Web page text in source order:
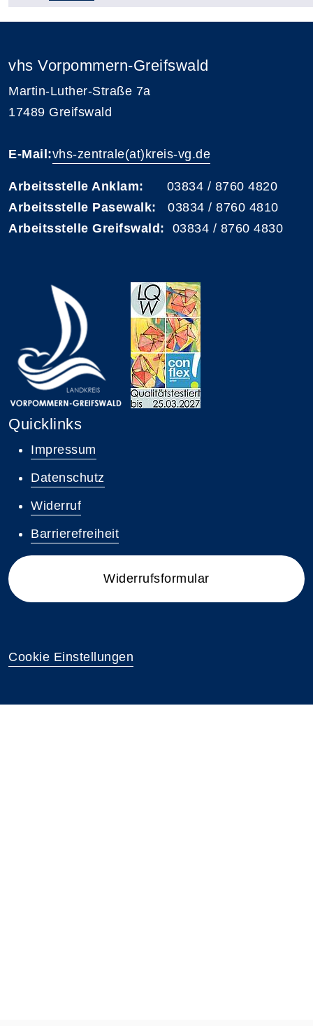
vhs Vorpommern-Greifswald
Martin-Luther-Straße 7a
17489 Greifswald
E-Mail:vhs-zentrale(at)kreis-vg.de
Arbeitsstelle Anklam: 03834 / 8760 4820
Arbeitsstelle Pasewalk: 03834 / 8760 4810
Arbeitsstelle Greifswald: 03834 / 8760 4830
Quicklinks
Impressum
Datenschutz
Widerruf
Barrierefreiheit
Widerrufsformular
Cookie Einstellungen